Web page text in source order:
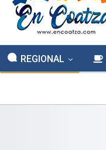
REGIONAL